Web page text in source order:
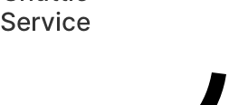
Service